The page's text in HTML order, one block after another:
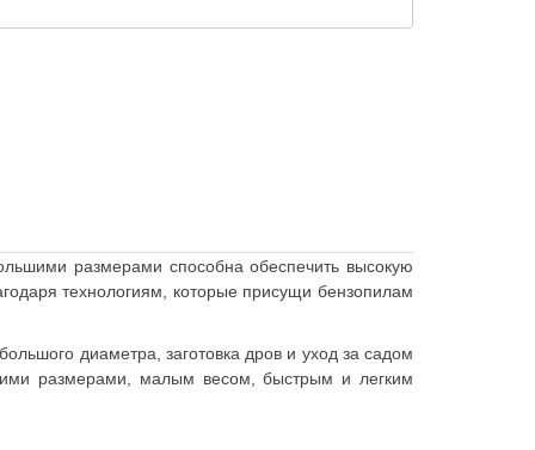
размерами способна обеспечить высокую
технологиям, которые присущи бензопилам
диаметра, заготовка дров и уход за садом
размерами, малым весом, быстрым и легким